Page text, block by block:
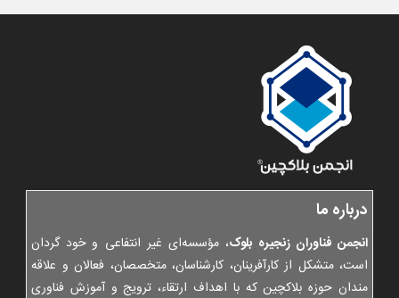
شیوه نامه اطلاع رسانی عضویت کسب و کارها در خودتنظیمگری
اطلاع رسانی عضویت در نظام خودتنظیمگری انجمن بلاکچین
1 سال قبل
بیانیه انجمن بلاکچین در دفاع از حقوق کاربران و کسب و کارهای
شفاف تبادل رمزدارایی
نشست امضای قرارداد صلح برای کسب‌وکارهای دور چهارم فاز اول
خودتنظیم‌گری
پیگیری نتایج نشست چهارم فعالان تبادل و توسعه همکاری‌های
جدید
درباره ما
انجمن فناوران زنجیره بلوک، مؤسسه‌ای غیر انتفاعی و خود گردان
است، متشکل از کارآفرینان، کارشناسان، متخصصان، فعالان و علاقه
مندان حوزه بلاکچین که با اهداف ارتقاء، ترویج و آموزش فناوری